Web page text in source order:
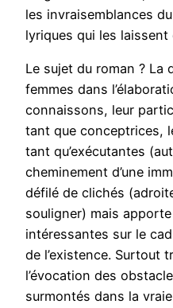
les invraisemblances
lyriques qui les laissent
Le sujet du roman ?
femmes dans
connaissons, leur
tant que conceptrices,
tant qu’exécutantes
cheminement d’une
défilé de clichés
souligner) mais
intéressantes sur le
de l’existence. Surtout
l’évocation des
surmontés dans la